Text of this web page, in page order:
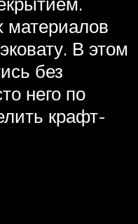
материалов
В этом
без
него по
крафт-